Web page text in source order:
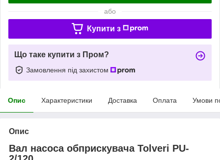
або
Купити з
Що таке купити з Пром?
Замовлення під захистом
Опис Характеристики Доставка Оплата Умови
Опис
Вал насоса обприскувача Tolveri PU-